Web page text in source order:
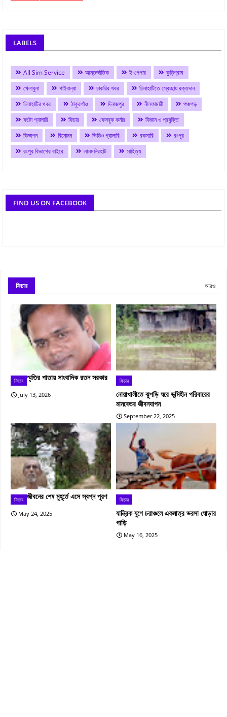
LABELS
All Sim Service আন্তর্জাতিক ই-পেপার
কুড়িগ্রাম
খেলাধুলা
গাইবান্ধা চাকরির খবর
চিলাহাটিতে স্বেচ্ছায় রক্তদান
চিলাহাটির খবর
ঠাকুরগাঁও দিনাজপুর নীলফামারী
পঞ্চগড়
ফটো গ্যালারি
ফিচার ফেসবুক কর্নার
বিজ্ঞান ও প্রযুক্তি
বিজ্ঞাপন
বিনোদন ভিডিও গ্যালারি রকমারি
রংপুর
রংপুর বিভাগের বাইরে
লালমনিরহাট সাহিত্য
FIND US ON FACEBOOK
ফিচার আরও
ফিচার স্মৃতির পাতায় সাংবাদিক রতন সরকার
July 13, 2026
ফিচার
নোয়াখালীতে ঝুপড়ি ঘরে ভূমিহীন পরিবারের
মানবেতর জীবনযাপন
September 22, 2025
ফিচার জীবনের শেষ মুহূর্তে এসে স্বপ্ন পূরণ
May 24, 2025
ফিচার
যান্ত্রিক যুগে চরাঞ্চলে একমাত্র ভরসা ঘোড়ার
গাড়ি
May 16, 2025